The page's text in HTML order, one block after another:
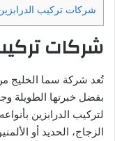
شركات تركيب
شركات
تُعد شركة سما الخليج
بفضل خبرتها الطويلة
لتركيب الدرابزين
الزجاج، الحديد أو